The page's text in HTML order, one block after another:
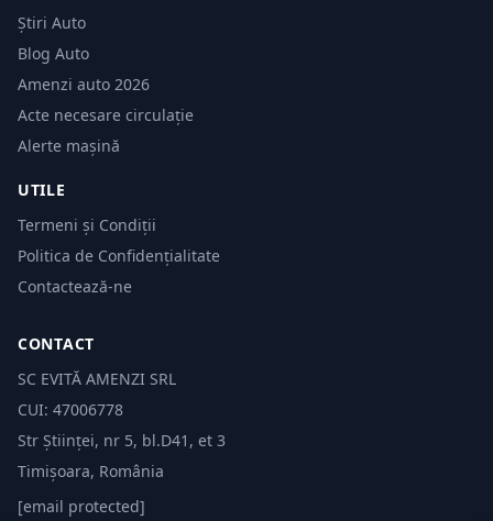
Știri Auto
Blog Auto
Amenzi auto 2026
Acte necesare circulație
Alerte mașină
UTILE
Termeni și Condiții
Politica de Confidențialitate
Contactează-ne
CONTACT
SC EVITĂ AMENZI SRL
CUI: 47006778
Str Științei, nr 5, bl.D41, et 3
Timișoara, România
[email protected]